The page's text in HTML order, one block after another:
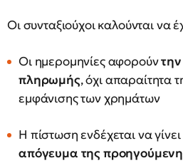
Οι συνταξιούχοι καλούνται να
Οι ημερομηνίες αφορούν
πληρωμής, όχι απαραίτητα
εμφάνισης των χρημάτων
Η πίστωση ενδέχεται να γίνει
απόγευμα της